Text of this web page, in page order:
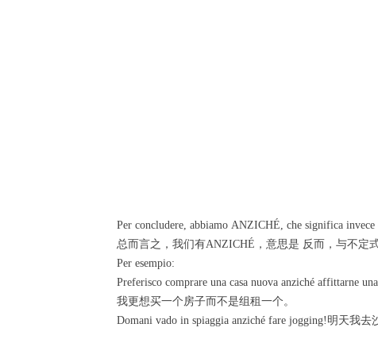
Per concludere, abbiamo ANZICHÉ, che significa
总而言之，我们有ANZICHÉ，意思是 反而，与不定
Per esempio:
Preferisco comprare una casa nuova anziché affittarne
我更想买一个房子而不是组租一个。
Domani vado in spiaggia anziché fare jogging!明天我去